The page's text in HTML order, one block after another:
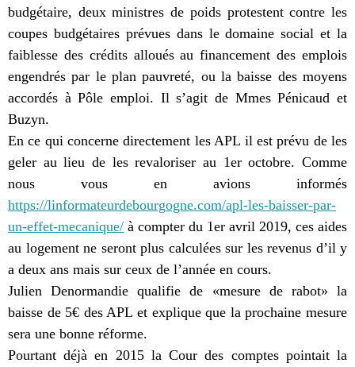
budgétaire, deux ministres de poids protestent contre les
coupes budgétaires prévues dans le domaine social et la
faiblesse des crédits alloués au financement des emplois
engendrés par le plan pauvreté, ou la baisse des moyens
accordés à Pôle emploi. Il s’agit de Mmes Pénicaud et
Buzyn.
En ce qui concerne directement les APL il est prévu de les
geler au lieu de les revaloriser au 1er octobre. Comme
nous vous en avions informés
https://linformateurdebourgogne.com/apl-les-baisser-par-
un-effet-mecanique/ à compter du 1er avril 2019, ces aides
au logement ne seront plus calculées sur les revenus d’il y
a deux ans mais sur ceux de l’année en cours.
Julien Denormandie qualifie de «mesure de rabot» la
baisse de 5€ des APL et explique que la prochaine mesure
sera une bonne réforme.
Pourtant déjà en 2015 la Cour des comptes pointait la